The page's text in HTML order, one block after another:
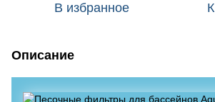
В избранное
Описание